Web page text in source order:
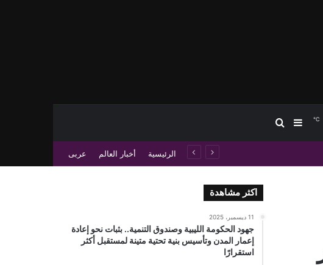
℃ إضافة عمود جانبي
بحث عن
الرئيسية أخبار العالم عربى
اكثر مشاهدة
11 ديسمبر، 2025
جهود الحكومة الليبية وصندوق التنمية.. بثبات نحو إعادة
إعمار المدن وتأسيس بنية تحتية متينة لمستقبل أكثر
استقرارًا